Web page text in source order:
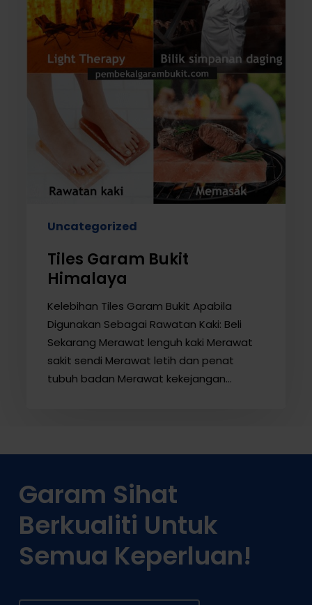
Uncategorized
Tiles Garam Bukit
Himalaya
Kelebihan Tiles Garam Bukit Apabila
Digunakan Sebagai Rawatan Kaki: Beli
Sekarang Merawat lenguh kaki Merawat
sakit sendi Merawat letih dan penat
tubuh badan Merawat kekejangan…
Garam Sihat
Berkualiti Untuk
Semua Keperluan!